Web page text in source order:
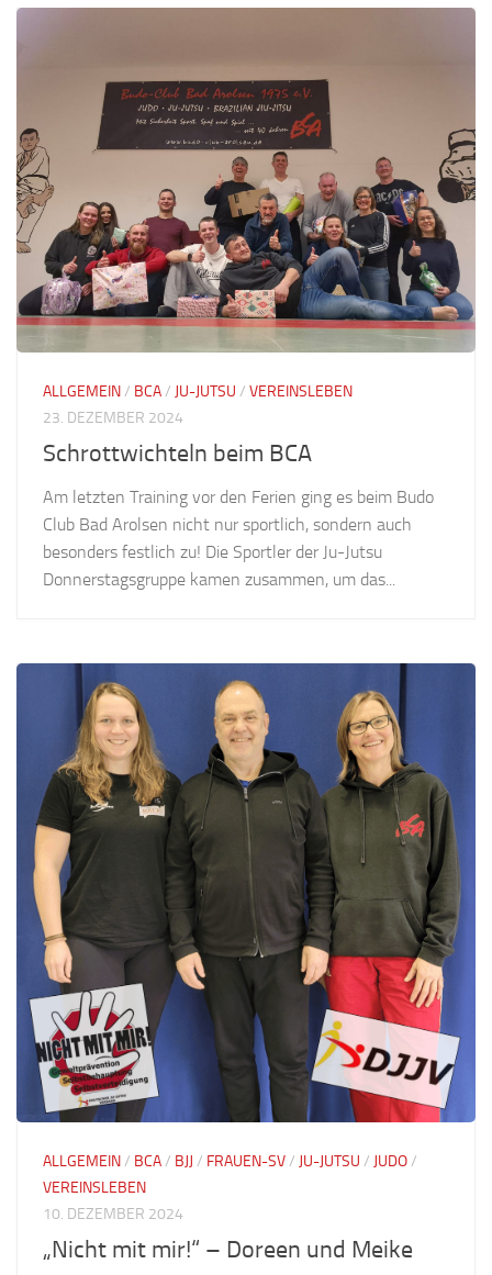
ALLGEMEIN/ BCA/ JU-JUTSU / VEREINSLEBEN
23. DEZEMBER 2024
Schrottwichteln beim BCA
Am letzten Training vor den Ferien ging es beim Budo
Club Bad Arolsen nicht nur sportlich, sondern auch
besonders festlich zu! Die Sportler der Ju-Jutsu
Donnerstagsgruppe kamen zusammen, um das...
ALLGEMEIN/ BCA/ BJJ / FRAUEN-SV/ JU-JUTSU / JUDO/
VEREINSLEBEN
10. DEZEMBER 2024
„Nicht mit mir!“ – Doreen und Meike